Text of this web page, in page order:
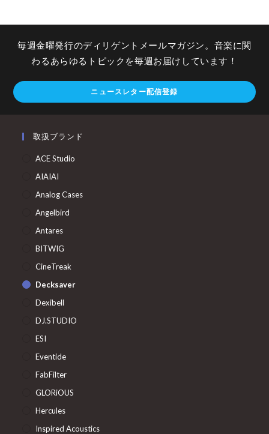
毎週金曜発行のディリゲントメールマガジン。音楽に関
わるあらゆるトピックを毎週お届けしています！
ニュースレター配信登録
取扱ブランド
ACE Studio
AIAIAI
Analog Cases
Angelbird
Antares
BITWIG
CineTreak
Decksaver
Dexibell
DJ.STUDIO
ESI
Eventide
FabFilter
GLORiOUS
Hercules
Inspired Acoustics